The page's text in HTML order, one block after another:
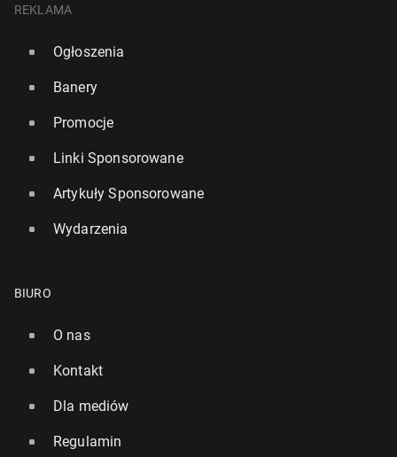
REKLAMA
Ogłoszenia
Banery
Promocje
Linki Sponsorowane
Artykuły Sponsorowane
Wydarzenia
BIURO
O nas
Kontakt
Dla mediów
Regulamin